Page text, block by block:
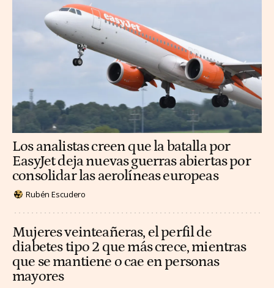
Los analistas creen que la batalla por
EasyJet deja nuevas guerras abiertas por
consolidar las aerolíneas europeas
Rubén Escudero
Mujeres veinteañeras, el perfil de
diabetes tipo 2 que más crece, mientras
que se mantiene o cae en personas
mayores